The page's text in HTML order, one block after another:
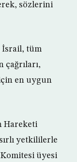
sözlerini
İsrail, tüm
en uygun
Hareketi
yetkililerle
üyesi